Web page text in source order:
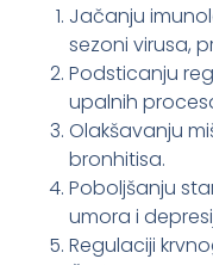
Jačanju
sezoni virusa,
Podsticanju
upalnih
Olakšavanju
bronhitisa.
Poboljšanju
umora i
Regulaciji